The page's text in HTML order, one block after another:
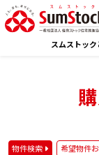
スムストック
物件検索 希望物件